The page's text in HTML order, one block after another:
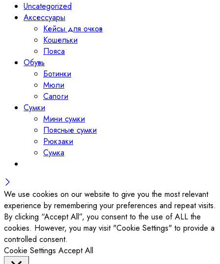
Uncategorized
Аксессуары
Кейсы для очков
Кошельки
Пояса
Обувь
Ботинки
Мюли
Сапоги
Сумки
Мини сумки
Поясные сумки
Рюкзаки
Сумка
We use cookies on our website to give you the most relevant
experience by remembering your preferences and repeat visits.
By clicking “Accept All”, you consent to the use of ALL the
cookies. However, you may visit "Cookie Settings" to provide a
controlled consent.
Cookie Settings Accept All